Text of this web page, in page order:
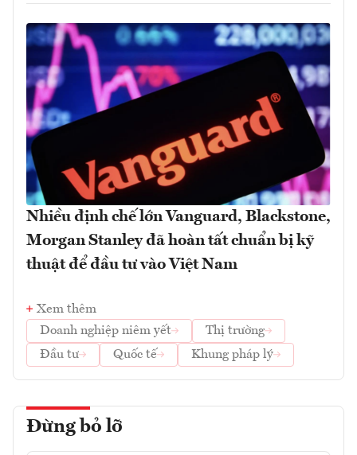
Nhiều định chế lớn Vanguard, Blackstone,
Morgan Stanley đã hoàn tất chuẩn bị kỹ
thuật để đầu tư vào Việt Nam
Xem thêm
Doanh nghiệp niêm yết
Thị trường
Đầu tư
Quốc tế Khung pháp lý
Đừng bỏ lỡ